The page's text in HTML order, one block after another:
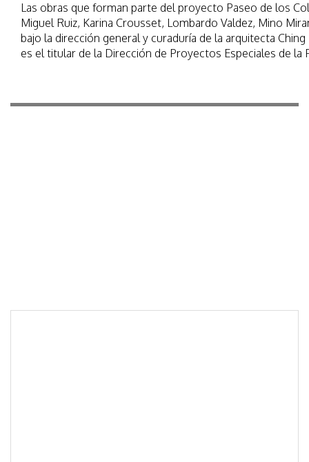
Las obras que forman parte del proyecto Paseo de los
Miguel Ruiz, Karina Crousset, Lombardo Valdez, Mino
bajo la dirección general y curaduría de la arquitecta
es el titular de la Dirección de Proyectos Especiales de la